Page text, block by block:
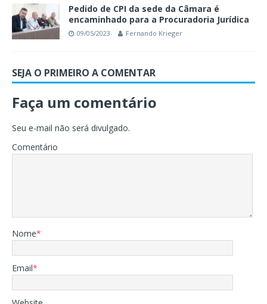
Pedido de CPI da sede da Câmara é
encaminhado para a Procuradoria Jurídica
09/05/2023 Fernando Krieger
SEJA O PRIMEIRO A COMENTAR
Faça um comentário
Seu e-mail não será divulgado.
Comentário
Nome*
Email*